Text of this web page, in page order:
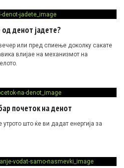
денот јадете?
или пред спиење доколку сакате
влијае на механизмот на
почеток на денот
што ќе ви дадат енергија за